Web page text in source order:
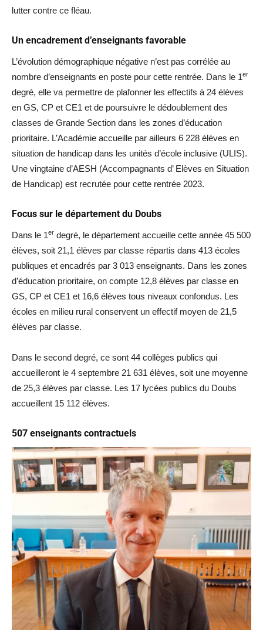
lutter contre ce fléau.
Un encadrement d’enseignants favorable
L’évolution démographique négative n’est pas corrélée au
nombre d’enseignants en poste pour cette rentrée. Dans le 1er
degré, elle va permettre de plafonner les effectifs à 24 élèves
en GS, CP et CE1 et de poursuivre le dédoublement des
classes de Grande Section dans les zones d’éducation
prioritaire. L’Académie accueille par ailleurs 6 228 élèves en
situation de handicap dans les unités d’école inclusive (ULIS).
Une vingtaine d’AESH (Accompagnants d’ Elèves en Situation
de Handicap) est recrutée pour cette rentrée 2023.
Focus sur le département du Doubs
Dans le 1er degré, le département accueille cette année 45 500
élèves, soit 21,1 élèves par classe répartis dans 413 écoles
publiques et encadrés par 3 013 enseignants. Dans les zones
d’éducation prioritaire, on compte 12,8 élèves par classe en
GS, CP et CE1 et 16,6 élèves tous niveaux confondus. Les
écoles en milieu rural conservent un effectif moyen de 21,5
élèves par classe.
Dans le second degré, ce sont 44 collèges publics qui
accueilleront le 4 septembre 21 631 élèves, soit une moyenne
de 25,3 élèves par classe. Les 17 lycées publics du Doubs
accueillent 15 112 élèves.
507 enseignants contractuels